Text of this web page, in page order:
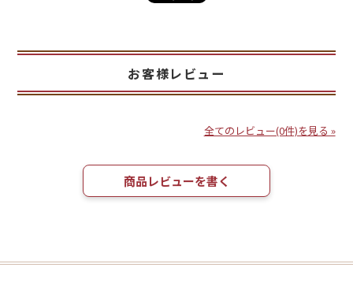
お客様レビュー
全てのレビュー(0件)を見る »
商品レビューを書く